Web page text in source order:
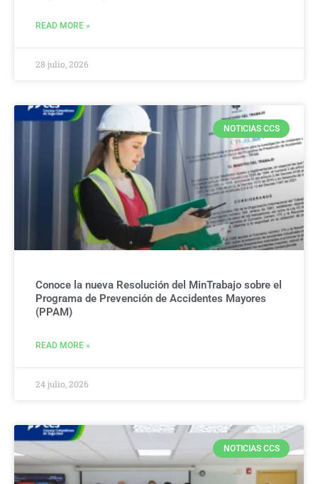
READ MORE »
28 julio, 2026
NOTICIAS CCS
Conoce la nueva Resolución del MinTrabajo sobre el
Programa de Prevención de Accidentes Mayores
(PPAM)
READ MORE »
24 julio, 2026
NOTICIAS CCS